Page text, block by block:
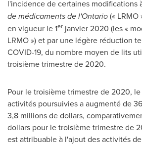
l'incidence de certaines modifications
de médicaments de l'Ontario(«
en vigueur le 1er janvier 2020 (les «
LRMO ») et par une légère réduction
COVID-19, du nombre moyen de lits
troisième trimestre de 2020.
Pour le troisième trimestre de 2020,
activités poursuivies a augmenté de
3,8 millions de dollars,
dollars pour le troisième trimestre de
est attribuable à l'ajout des activités